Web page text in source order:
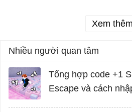
Xem thêm
Nhiều người quan tâm
Tổng hợp code +1
Escape và cách